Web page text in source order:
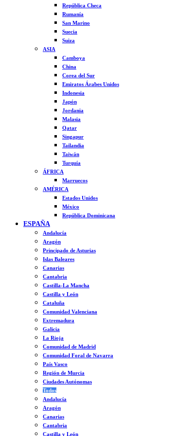
República Checa
Rumanía
San Marino
Suecia
Suiza
ASIA
Camboya
China
Corea del Sur
Emiratos Árabes Unidos
Indonesia
Japón
Jordania
Malasia
Qatar
Singapur
Tailandia
Taiwán
Turquía
ÁFRICA
Marruecos
AMÉRICA
Estados Unidos
México
República Dominicana
ESPAÑA
Andalucía
Aragón
Principado de Asturias
Islas Baleares
Canarias
Cantabria
Castilla-La Mancha
Castilla y León
Cataluña
Comunidad Valenciana
Extremadura
Galicia
La Rioja
Comunidad de Madrid
Comunidad Foral de Navarra
País Vasco
Región de Murcia
Ciudades Autónomas
Todos
Andalucía
Aragón
Canarias
Cantabria
Castilla y León